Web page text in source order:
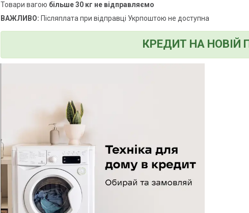
Товари вагою більше 30 кг не відправляємо
ВАЖЛИВО: Післяплата при відправці Укрпоштою не доступна
КРЕДИТ НА НОВІЙ